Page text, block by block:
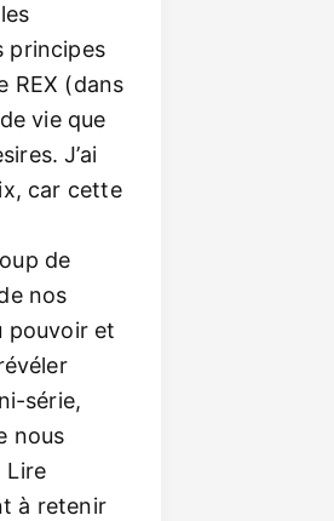
principes
REX (dans
vie que
J’ai
car cette
de
nos
pouvoir et
série,
nous
Lire
à retenir